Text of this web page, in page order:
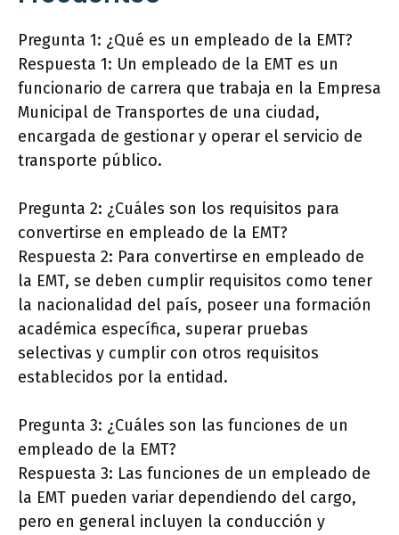
Pregunta 1: ¿Qué es un empleado de la EMT?
Respuesta 1: Un empleado de la EMT es un
funcionario de carrera que trabaja en la Empresa
Municipal de Transportes de una ciudad,
encargada de gestionar y operar el servicio de
transporte público.
Pregunta 2: ¿Cuáles son los requisitos para
convertirse en empleado de la EMT?
Respuesta 2: Para convertirse en empleado de
la EMT, se deben cumplir requisitos como tener
la nacionalidad del país, poseer una formación
académica específica, superar pruebas
selectivas y cumplir con otros requisitos
establecidos por la entidad.
Pregunta 3: ¿Cuáles son las funciones de un
empleado de la EMT?
Respuesta 3: Las funciones de un empleado de
la EMT pueden variar dependiendo del cargo,
pero en general incluyen la conducción y